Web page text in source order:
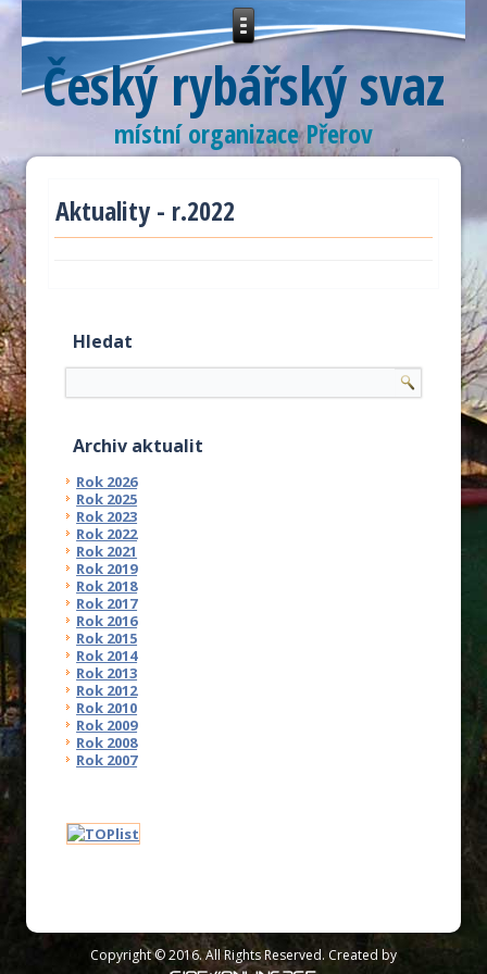
Český rybářský svaz
místní organizace Přerov
Aktuality - r.2022
Hledat
Archiv aktualit
Rok 2026
Rok 2025
Rok 2023
Rok 2022
Rok 2021
Rok 2019
Rok 2018
Rok 2017
Rok 2016
Rok 2015
Rok 2014
Rok 2013
Rok 2012
Rok 2010
Rok 2009
Rok 2008
Rok 2007
Copyright © 2016. All Rights Reserved. Created by